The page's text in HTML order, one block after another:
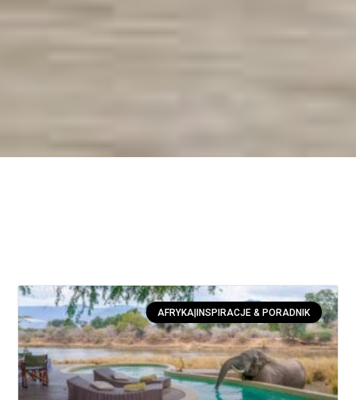
AFRYKA|INSPIRACJE & PORADNIK